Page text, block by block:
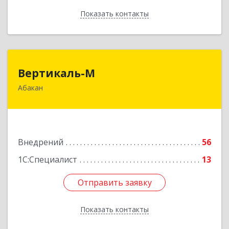
Показать контакты
Назад
Вертикаль-М
Абакан
Внедрений
56
1С:Специалист
13
Отправить заявку
Показать контакты
655017, Хакасия Респ, Абакан г, Чертыгашева
Отправить заявку
Назад